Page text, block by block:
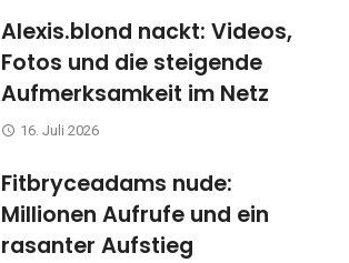
Alexis.blond nackt: Videos,
Fotos und die steigende
Aufmerksamkeit im Netz
16. Juli 2026
Fitbryceadams nude:
Millionen Aufrufe und ein
rasanter Aufstieg